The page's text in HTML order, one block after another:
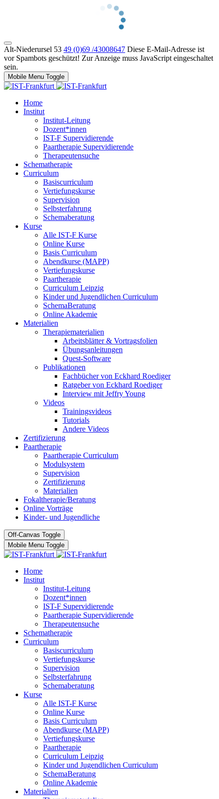
Alt-Niederursel 53 49 (0)69 /43008647 Diese E-Mail-Adresse ist
vor Spambots geschützt! Zur Anzeige muss JavaScript eingeschaltet
sein.
Mobile Menu Toggle
Home
Institut
Institut-Leitung
Dozent*innen
IST-F Supervidierende
Paartherapie Supervidierende
Therapeutensuche
Schematherapie
Curriculum
Basiscurriculum
Vertiefungskurse
Supervision
Selbsterfahrung
Schemaberatung
Kurse
Alle IST-F Kurse
Online Kurse
Basis Curriculum
Abendkurse (MAPP)
Vertiefungskurse
Paartherapie
Curriculum Leipzig
Kinder und Jugendlichen Curriculum
SchemaBeratung
Online Akademie
Materialien
Therapiematerialien
Arbeitsblätter & Vortragsfolien
Übungsanleitungen
Quest-Software
Publikationen
Fachbücher von Eckhard Roediger
Ratgeber von Eckhard Roediger
Interview mit Jeffry Young
Videos
Trainingsvideos
Tutorials
Andere Videos
Zertifizierung
Paartherapie
Paartherapie Curriculum
Modulsystem
Supervision
Zertifizierung
Materialien
Fokaltherapie/Beratung
Online Vorträge
Kinder- und Jugendliche
Off-Canvas Toggle
Mobile Menu Toggle
Home
Institut
Institut-Leitung
Dozent*innen
IST-F Supervidierende
Paartherapie Supervidierende
Therapeutensuche
Schematherapie
Curriculum
Basiscurriculum
Vertiefungskurse
Supervision
Selbsterfahrung
Schemaberatung
Kurse
Alle IST-F Kurse
Online Kurse
Basis Curriculum
Abendkurse (MAPP)
Vertiefungskurse
Paartherapie
Curriculum Leipzig
Kinder und Jugendlichen Curriculum
SchemaBeratung
Online Akademie
Materialien